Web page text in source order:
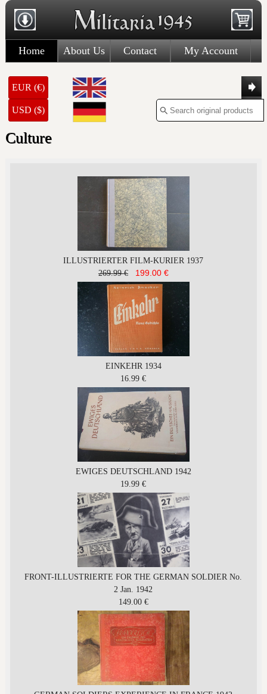
Home About Us Contact My Account
EUR (€)
USD ($)
Culture
ILLUSTRIERTER FILM-KURIER 1937
269.99 €
199.00 €
EINKEHR 1934
16.99 €
EWIGES DEUTSCHLAND 1942
19.99 €
FRONT-ILLUSTRIERTE FOR THE GERMAN SOLDIER No.
2 Jan. 1942
149.00 €